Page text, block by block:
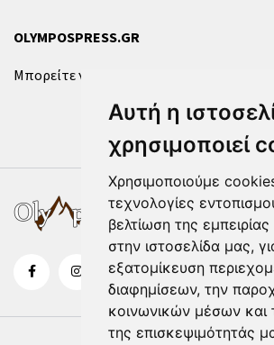
Αυτή η
χρησιμοποιεί
Χρησιμοποιούμε
τεχνολογίες
βελτίωση της
στην ιστοσελίδα μας,
εξατομίκευση
διαφημίσεων, την
κοινωνικών μέσων και
της επισκεψιμότητάς
OLYMPOSPRESS.GR
Μπορείτε να επικοινωνήσετε μαζί μας